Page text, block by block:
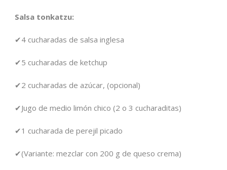
Salsa tonkatzu:
✔4 cucharadas de salsa inglesa
✔5 cucharadas de ketchup
✔2 cucharadas de azúcar, (opcional)
✔Jugo de medio limón chico (2 o 3 cucharaditas)
✔1 cucharada de perejil picado
✔(Variante: mezclar con 200 g de queso crema)